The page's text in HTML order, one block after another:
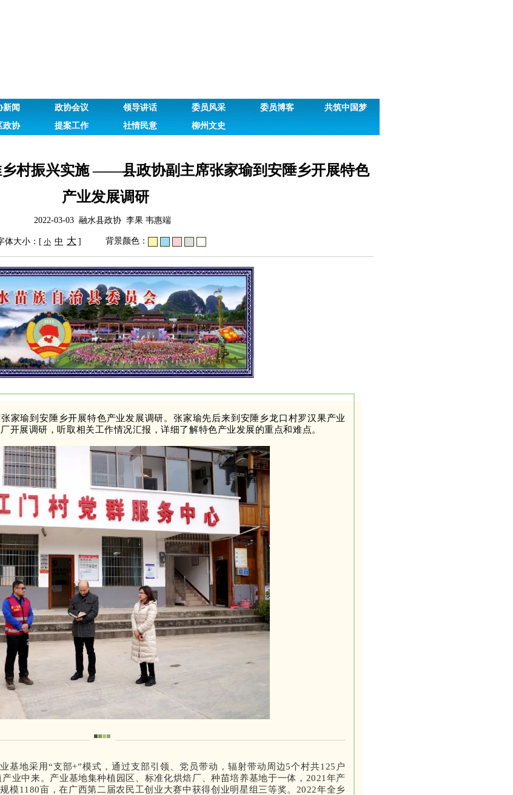
新闻 政协会议 领导讲话 委员风采 委员博客
共筑中国梦
政协 提案工作 社情民意 柳州文史
村振兴实施 ——县政协副主席张家瑜到安陲乡开展特色
产业发展调研
2022-03-03 融水县政协 李果 韦惠端
体大小：[ 小 中 大 ] 背景颜色：
家瑜到安陲乡开展特色产业发展调研。张家瑜先后来到安陲乡龙口村罗汉果产业
开展调研，听取相关工作情况汇报，详细了解特色产业发展的重点和难点。
基地采用“支部+”模式，通过支部引领、党员带动，辐射带动周边5个村共125户
产业中来。产业基地集种植园区、标准化烘焙厂、种苗培养基地于一体，2021年产
模1180亩，在广西第二届农民工创业大赛中获得创业明星组三等奖。2022年全乡